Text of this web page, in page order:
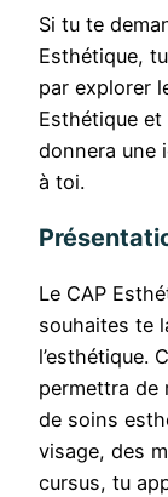
Si tu te
Esthétique,
par explorer
Esthétique et
donnera une
à toi.
Le CAP
souhaites te
l’esthétique.
permettra de
de soins
visage, des
cursus, tu